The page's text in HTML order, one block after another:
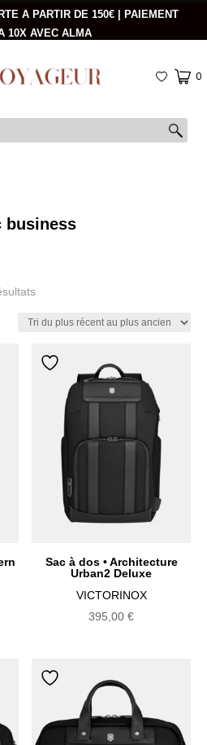
A PARTIR DE 150€ | PAIEMENT
10X AVEC ALMA
0
business
Trié
plus
au
ancien
Sac à dos • Architecture
Urban2 Deluxe
VICTORINOX
395,00€